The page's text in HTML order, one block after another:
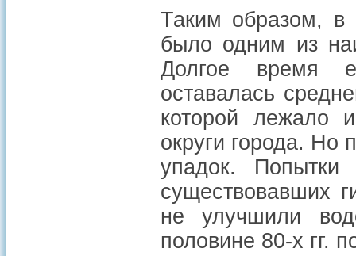
Таким образом,
было одним из
Долгое время
оставалась
которой лежало
округи города. Но
упадок. Попытки
существовавших
не улучшили
половине 80-х гг.